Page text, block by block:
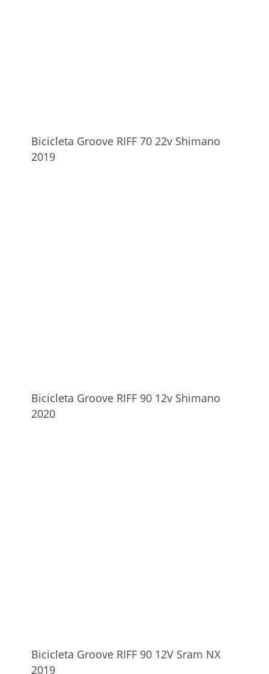
Bicicleta Groove RIFF 70 22v Shimano
2019
Bicicleta Groove RIFF 90 12v Shimano
2020
Bicicleta Groove RIFF 90 12V Sram NX
2019